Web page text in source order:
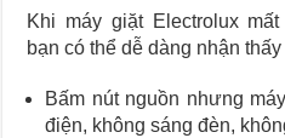
Khi máy giặt Electrolux
bạn có thể dễ dàng nhận
Bấm nút nguồn nhưng
điện, không sáng đèn,